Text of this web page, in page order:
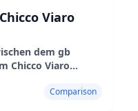
Viaro
dem gb
Chicco Viaro
in der PraxisComparison